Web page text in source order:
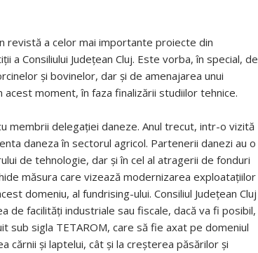
revistă a celor mai importante proiecte din
Consiliului Judeţean Cluj. Este vorba, în special, de
şi bovinelor, dar şi de amenajarea unui
moment, în faza finalizării studiilor tehnice.
membrii delegaţiei daneze. Anul trecut, intr-o vizită
daneza în sectorul agricol. Partenerii danezi au o
de tehnologie, dar şi în cel al atragerii de fonduri
măsura care vizează modernizarea exploataţiilor
domeniu, al fundrising-ului. Consiliul Judeţean Cluj
de facilităţi industriale sau fiscale, dacă va fi posibil,
sub sigla TETAROM, care să fie axat pe domeniul
cărnii şi laptelui, cât şi la creşterea păsărilor şi